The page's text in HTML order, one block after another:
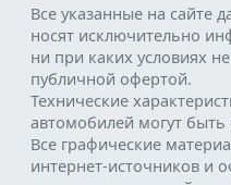
Все указанные на сайте
носят исключительно
ни при каких условиях
публичной офертой.
Технические
автомобилей могут
Все графические
интернет-источников и